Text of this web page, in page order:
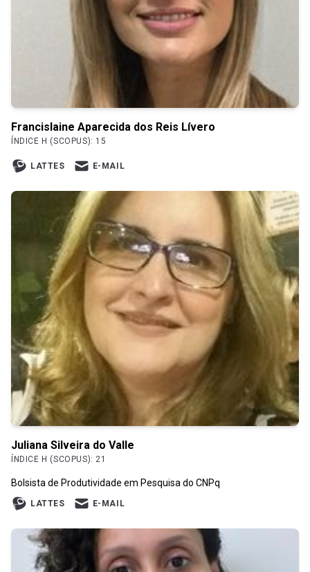
Francislaine Aparecida dos Reis Lívero
ÍNDICE H (SCOPUS): 15
LATTES E-MAIL
Juliana Silveira do Valle
ÍNDICE H (SCOPUS): 21
Bolsista de Produtividade em Pesquisa do CNPq
LATTES E-MAIL